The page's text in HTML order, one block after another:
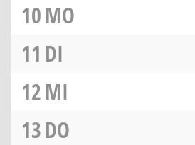
10MO
11 DI
12MI
13DO